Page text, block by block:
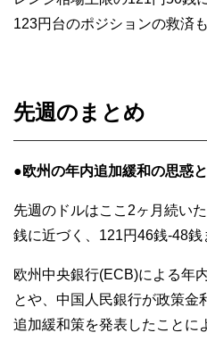
123円台のポジションの救済
先週のまとめ
●欧州の年内追加緩和の思惑
先週のドルはここ2ヶ月続い
銭に近づく、121円46銭-48銭
欧州中央銀行(ECB)による年
とや、中国人民銀行が政策金
追加緩和策を発表したことに